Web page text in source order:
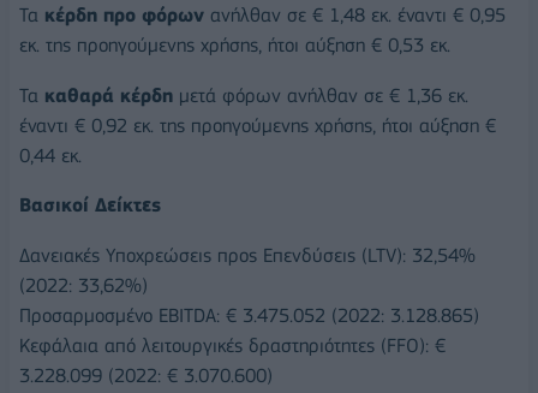
Τα κέρδη προ φόρων ανήλθαν σε € 1,48 εκ. έναντι € 0,95
εκ. της προηγούμενης χρήσης, ήτοι αύξηση € 0,53 εκ.
Τα καθαρά κέρδη μετά φόρων ανήλθαν σε € 1,36 εκ.
έναντι € 0,92 εκ. της προηγούμενης χρήσης, ήτοι αύξηση €
0,44 εκ.
Βασικοί Δείκτες
Δανειακές Υποχρεώσεις προς Επενδύσεις (LTV): 32,54%
(2022: 33,62%)
Προσαρμοσμένο EBITDA: € 3.475.052 (2022: 3.128.865)
Κεφάλαια από λειτουργικές δραστηριότητες (FFO): €
3.228.099 (2022: € 3.070.600)